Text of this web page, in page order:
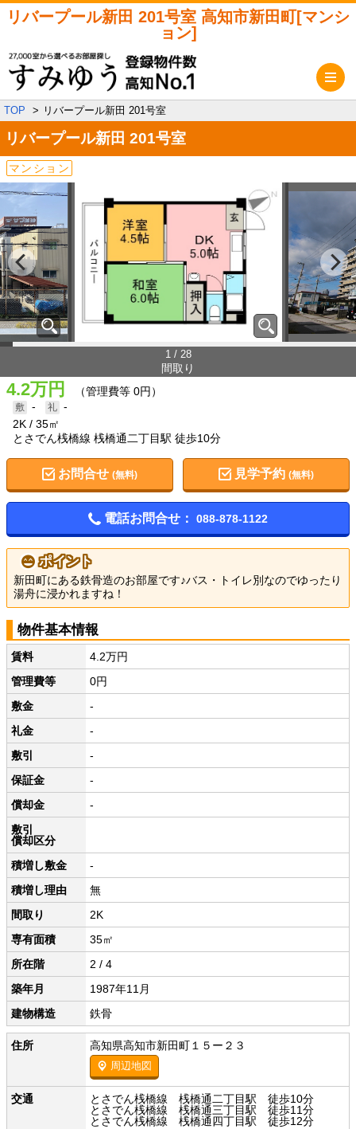
リバープール新田 201号室 高知市新田町[マンシ
ョン]
TOP リバープール新田 201号室
リバープール新田 201号室
マンション
1 / 28
間取り
4.2万円 （管理費等 0円）
-
-
2K
35㎡
とさでん桟橋線 桟橋通二丁目駅 徒歩10分
お問合せ (無料) 見学予約(無料)
電話お問合せ： 088-878-1122
ポイント
新田町にある鉄骨造のお部屋です♪バス・トイレ別なのでゆったり
湯舟に浸かれますね！
物件基本情報
賃料
4.2万円
管理費等
0円
敷金
-
礼金
-
敷引
-
保証金
-
償却金
-
敷引
償却区分
積増し敷金
-
積増し理由
無
間取り
2K
専有面積
35㎡
所在階
2 / 4
築年月
1987年11月
建物構造
鉄骨
住所 高知県高知市新田町１５ー２３
周辺地図
交通
とさでん桟橋線 桟橋通二丁目駅 徒歩10分
とさでん桟橋線 桟橋通三丁目駅 徒歩11分
とさでん桟橋線 桟橋通四丁目駅 徒歩12分